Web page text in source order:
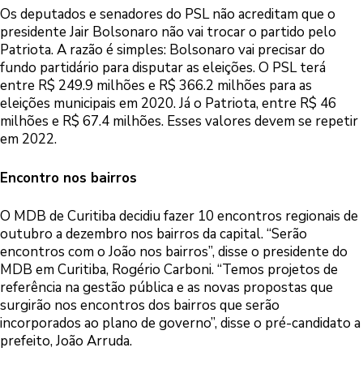
Os deputados e senadores do PSL não acreditam que o
presidente Jair Bolsonaro não vai trocar o partido pelo
Patriota. A razão é simples: Bolsonaro vai precisar do
fundo partidário para disputar as eleições. O PSL terá
entre R$ 249.9 milhões e R$ 366.2 milhões para as
eleições municipais em 2020. Já o Patriota, entre R$ 46
milhões e R$ 67.4 milhões. Esses valores devem se repetir
em 2022.
Encontro nos bairros
O MDB de Curitiba decidiu fazer 10 encontros regionais de
outubro a dezembro nos bairros da capital. “Serão
encontros com o João nos bairros”, disse o presidente do
MDB em Curitiba, Rogério Carboni. “Temos projetos de
referência na gestão pública e as novas propostas que
surgirão nos encontros dos bairros que serão
incorporados ao plano de governo”, disse o pré-candidato a
prefeito, João Arruda.